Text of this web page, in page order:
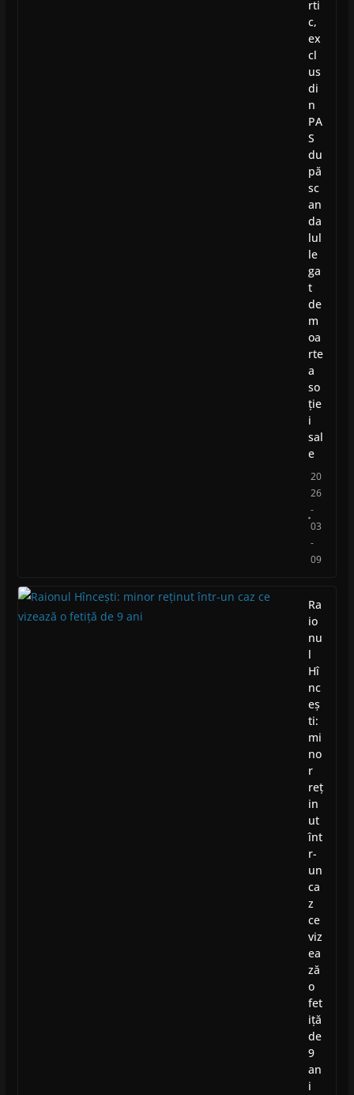
rti
c,
ex
cl
us
di
n
PA
S
du
pă
sc
an
da
lul
le
ga
t
de
m
oa
rte
a
so
ție
i
sal
e
20
26
-
03
-
09
Ra
io
nu
l
Hî
nc
eș
ti:
mi
no
r
reț
in
ut
înt
r-
un
ca
z
ce
viz
ea
ză
o
fet
iță
de
9
an
i